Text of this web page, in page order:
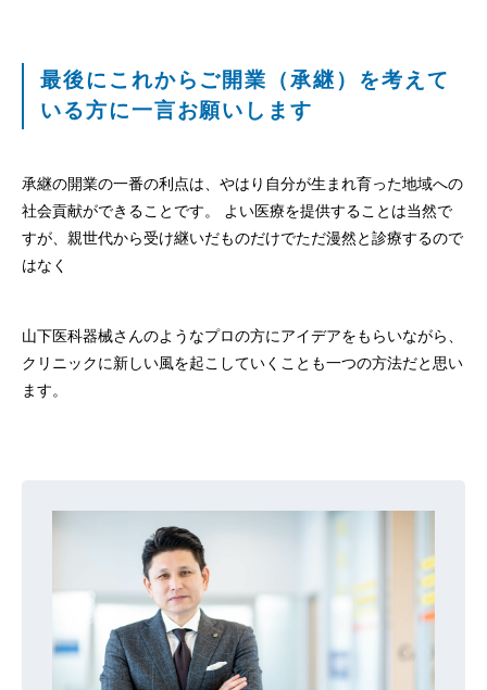
最後にこれからご開業（承継）を考えて
いる方に一言お願いします
承継の開業の一番の利点は、やはり自分が生まれ育った地域への
社会貢献ができることです。 よい医療を提供することは当然で
すが、親世代から受け継いだものだけでただ漫然と診療するので
はなく
山下医科器械さんのようなプロの方にアイデアをもらいながら、
クリニックに新しい風を起こしていくことも一つの方法だと思い
ます。